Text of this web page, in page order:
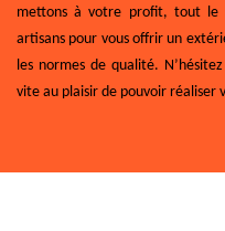
mettons à votre profit, tout le
artisans pour vous offrir un
les normes de qualité.
vite au plaisir de pouvoir réaliser